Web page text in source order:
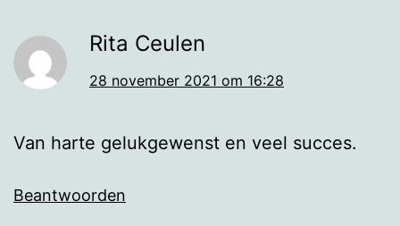
Rita Ceulen
28 november 2021 om 16:28
Van harte gelukgewenst en veel succes.
Beantwoorden